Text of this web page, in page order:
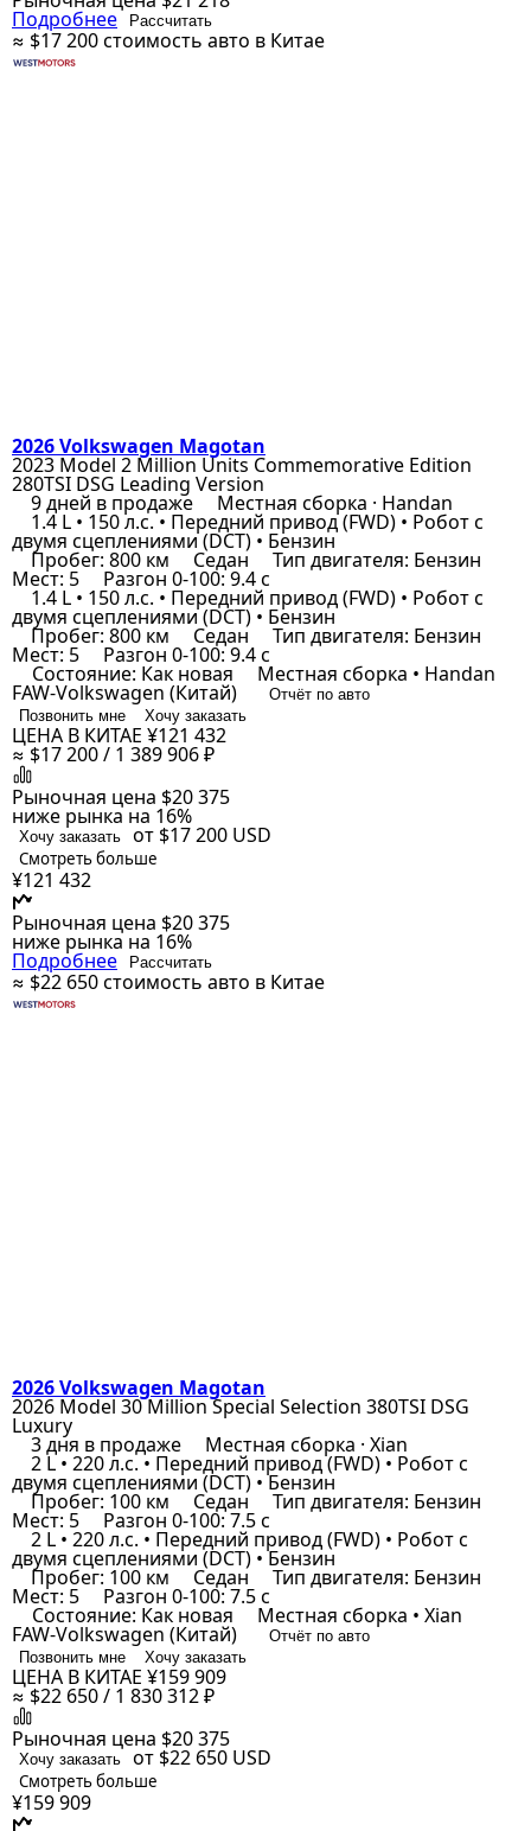
Подробнее Рассчитать
≈ $17 200стоимость авто в Китае
2026 Volkswagen Magotan
2023 Model 2 Million Units Commemorative Edition
280TSI DSG Leading Version
9 дней в продаже Местная сборка · Handan
1.4 L • 150 л.с. • Передний привод (FWD) • Робот с
двумя сцеплениями (DCT) • Бензин
Пробег: 800 км Седан Тип двигателя: Бензин
Мест: 5 Разгон 0-100: 9.4 с
1.4 L • 150 л.с. • Передний привод (FWD) • Робот с
двумя сцеплениями (DCT) • Бензин
Пробег: 800 км Седан Тип двигателя: Бензин
Мест: 5 Разгон 0-100: 9.4 с
Состояние: Как новая Местная сборка • Handan
FAW-Volkswagen (Китай)
Отчёт по авто
Позвонить мне
Хочу заказать
ЦЕНА В КИТАЕ ¥121 432
≈ $17 200 / 1 389 906 ₽
Рыночная цена $20 375
ниже рынка на 16%
Хочу заказать от $17 200 USD
Смотреть больше
¥121 432
Рыночная цена $20 375
ниже рынка на 16%
Подробнее Рассчитать
≈ $22 650стоимость авто в Китае
2026 Volkswagen Magotan
2026 Model 30 Million Special Selection 380TSI DSG
Luxury
3 дня в продаже Местная сборка · Xian
2 L • 220 л.с. • Передний привод (FWD) • Робот с
двумя сцеплениями (DCT) • Бензин
Пробег: 100 км Седан Тип двигателя: Бензин
Мест: 5 Разгон 0-100: 7.5 с
2 L • 220 л.с. • Передний привод (FWD) • Робот с
двумя сцеплениями (DCT) • Бензин
Пробег: 100 км Седан Тип двигателя: Бензин
Мест: 5 Разгон 0-100: 7.5 с
Состояние: Как новая Местная сборка • Xian
FAW-Volkswagen (Китай)
Отчёт по авто
Позвонить мне
Хочу заказать
ЦЕНА В КИТАЕ ¥159 909
≈ $22 650 / 1 830 312 ₽
Рыночная цена $20 375
Хочу заказать от $22 650 USD
Смотреть больше
¥159 909